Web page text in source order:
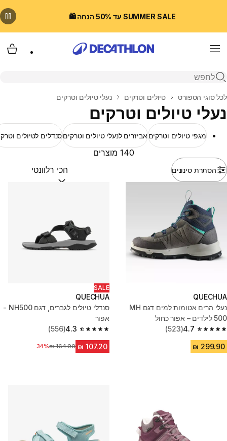
SUMMER SALE עד 50% הנחה 🛍️
Menu
פתיחת חיפוש
בית
לכל סוגי הספורט טיולים וטרקים נעלי טיולים וטרקים
נעלי טיולים וטרקים
מגפי טיולים וטרקים אביזרים לנעלי טיולים וטרקיםסנדלים לטיולים
הסתרת סינונים
140 מוצרים
מיין לפי:(optional)
QUECHUA
נעלי הרים אטומות למים דגם MH
500 לילדים – אפור כחול
4.7
4.7 out of 5 stars from 523 reviews
(523)
SALE
QUECHUA
סנדלי טיולים לגברים, דגם NH500 -
אפור
4.3
4.3 out of 5 stars from 556 reviews
(556)
מחיר לפני הנחה
34%